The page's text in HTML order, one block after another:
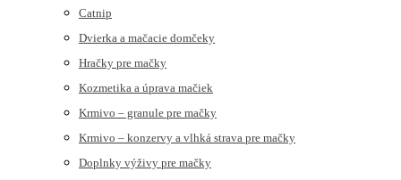
Catnip
Dvierka a mačacie domčeky
Hračky pre mačky
Kozmetika a úprava mačiek
Krmivo – granule pre mačky
Krmivo – konzervy a vlhká strava pre mačky
Doplnky výživy pre mačky